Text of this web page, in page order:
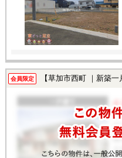
会員限定 【草加市西町 ｜新築一